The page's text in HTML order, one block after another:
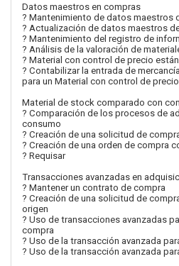
Datos maestros en compras
? Mantenimiento de datos maestros
? Actualización de datos maestros
? Mantenimiento del registro de
? Análisis de la valoración de
? Material con control de precio
? Contabilizar la entrada de
para un Material con control de
Material de stock comparado con
? Comparación de los procesos de
consumo
? Creación de una solicitud de
? Creación de una orden de compra
? Requisar
Transacciones avanzadas en
? Mantener un contrato de compra
? Creación de una solicitud de
origen
? Uso de transacciones avanzadas
compra
? Uso de la transacción avanzada
? Uso de la transacción avanzada